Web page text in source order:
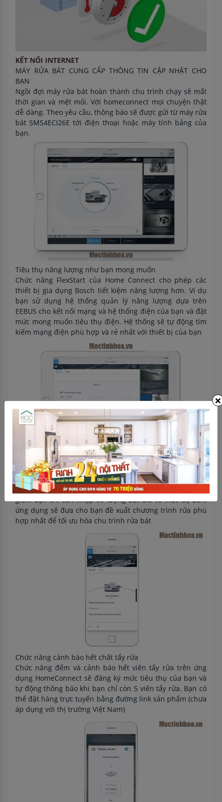
KẾT NỐI INTERNET
MÁY RỬA BÁT CUNG CẤP THÔNG TIN CẬP NHẬT CHO
BẠN
Ngồi đợi máy rửa bát hoàn thành chu trình chạy sẽ mất
thời gian và mệt mỏi. Với homeconnect mọi chuyện thật
dễ dàng. Theo yêu cầu, thông báo sẽ được gửi từ máy rửa
bát SMS4ECI26E tới điện thoại hoặc máy tính bảng của
bạn.
Tiêu thụ năng lượng như bạn mong muốn
Chức năng FlexStart của Home Connect cho phép các
thiết bị gia dụng Bosch tiết kiệm năng lượng hơn. Ví dụ
bạn sử dụng hệ thống quản lý năng lượng dựa trên
EEBUS cho kết nối mạng và hệ thống điện của bạn và đặt
mức mong muốn tiêu thụ điện. Hệ thống sẽ tự động tìm
kiếm mạng điện phù hợp và rẻ nhất với thiết bị của bạn
Chương trình phù hợp
Việc lựa chọn chương trình phù hợp không phải lúc nào
cũng dễ dàng. Với tính năng Easy Start mội việc thật đơn
giản. Bạn chỉ cần nhập số lượng bát đĩa và mức độ bẩn,
ứng dụng sẽ đưa cho bạn đề xuất chương trình rửa phù
hợp nhất để tối ưu hóa chu trình rửa bát
Chức năng cảnh báo hết chất tẩy rửa
Chức năng đếm và cảnh báo hết viên tẩy rửa trên ứng
dụng HomeConnect sẽ đăng ký mức tiêu thụ của bạn và
tự động thông báo khi bạn chỉ còn 5 viên tẩy rửa. Bạn có
thể đặt hàng trực tuyến bằng đường link sản phẩm (chưa
áp dụng với thị trường Việt Nam)
×